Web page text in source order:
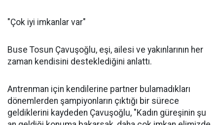
"Çok iyi imkanlar var"
Buse Tosun Çavuşoğlu, eşi, ailesi ve yakınlarının her
zaman kendisini desteklediğini anlattı.
Antrenman için kendilerine partner bulamadıkları
dönemlerden şampiyonların çıktığı bir sürece
geldiklerini kaydeden Çavuşoğlu, "Kadın güreşinin şu